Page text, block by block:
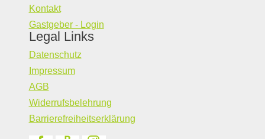
Kontakt
Gastgeber - Login
Legal Links
Datenschutz
Impressum
AGB
Widerrufsbelehrung
Barrierefreiheitserklärung